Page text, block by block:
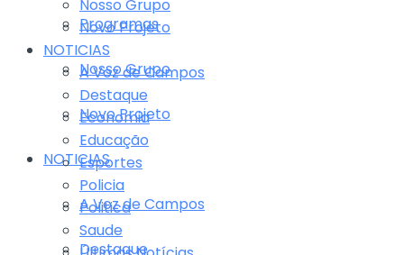
Programas
Nosso Grupo
Novo Projeto
NOTICIAS
A Voz de Campos
Destaque
Nosso Grupo
Novo Projeto
NOTICIAS
A Voz de Campos
Destaque
Economia
Educação
Esportes
Policia
Politica
Saude